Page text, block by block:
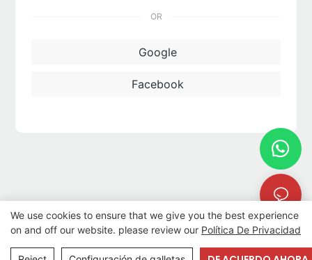
OR
Google
Facebook
Copyright © 2026 LMQ | www.lmqrides.com - Mapa del sitio|
We use cookies to ensure that we give you the best experience
on and off our website. please review our Política De Privacidad